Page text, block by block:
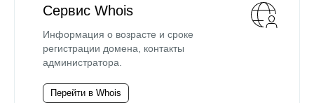
Сервис Whois
Информация о возрасте и сроке
регистрации домена, контакты
администратора.
Перейти в Whois